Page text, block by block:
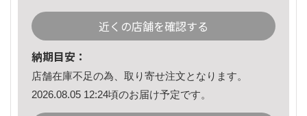
近くの店舗を確認する
納期目安：
店舗在庫不足の為、取り寄せ注文となります。
2026.08.05 12:24頃のお届け予定です。